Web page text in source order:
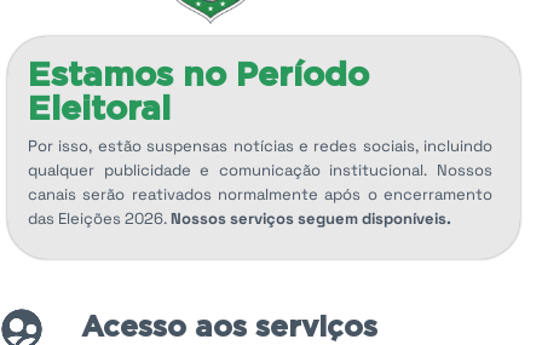
Estamos no Período
Eleitoral
Por isso, estão suspensas notícias e redes sociais, incluindo
qualquer publicidade e comunicação institucional. Nossos
canais serão reativados normalmente após o encerramento
das Eleições 2026. Nossos serviços seguem disponíveis.
Acesso aos serviços